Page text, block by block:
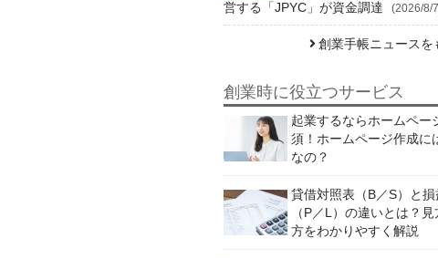
営する「JPYC」が資金調達
(2026/8/
創業手帳ニュースを
創業時に役立つサービス
起業するならホームペー
須！ホームページ作成に
なの？
貸借対照表（B／S）と
（P／L）の違いとは？見
方をわかりやすく解説